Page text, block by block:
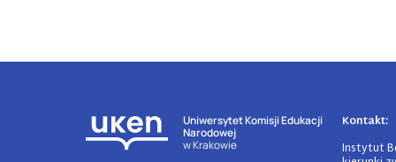
Uniwersytet Komisji Edukacji
Narodowej
w Krakowie
Kontakt:
Instytut